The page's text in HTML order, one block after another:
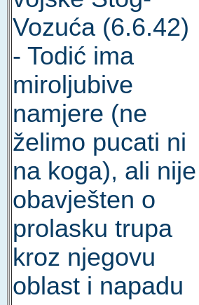
Vozuća (6.6.42)
- Todić ima
miroljubive
namjere (ne
želimo pucati ni
na koga), ali nije
obavješten o
prolasku trupa
kroz njegovu
oblast i napadu